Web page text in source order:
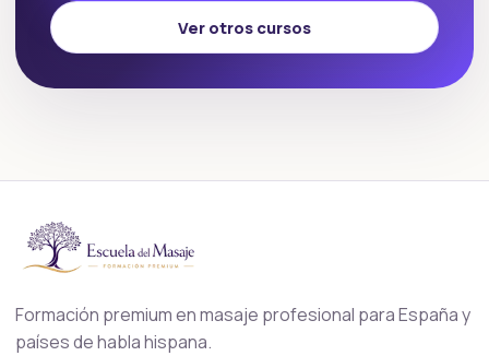
Ver otros cursos
Formación premium en masaje profesional para España y
países de habla hispana.